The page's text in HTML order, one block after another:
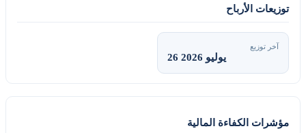
الأرباح
آخر توزيع
26 يوليو 2026
الكفاءة المالية